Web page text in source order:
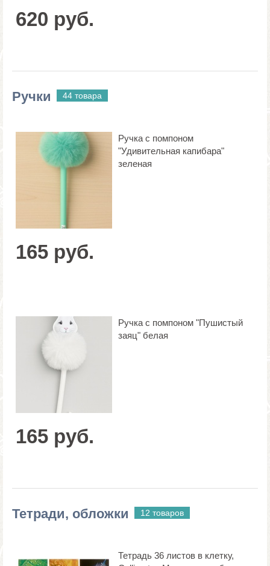
620 руб.
Ручки 44 товара
Ручка с помпоном
"Удивительная капибара"
зеленая
165 руб.
Ручка с помпоном "Пушистый
заяц" белая
165 руб.
Тетради, обложки 12 товаров
Тетрадь 36 листов в клетку,